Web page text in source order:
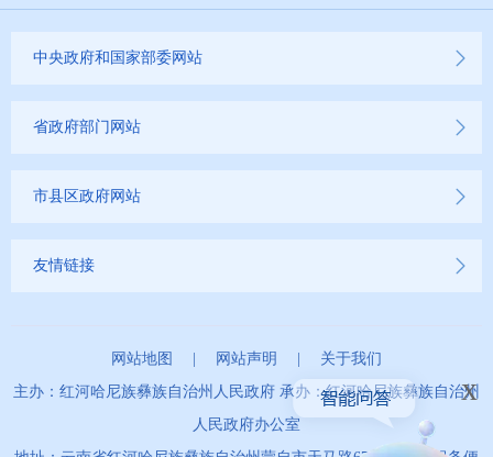
行政事项
重大建设项目
中央政府和国家部委网站
省政府部门网站
市县区政府网站
友情链接
网站地图 | 网站声明 | 关于我们
主办：红河哈尼族彝族自治州人民政府 承办：红河哈尼族彝族自治州
人民政府办公室
x